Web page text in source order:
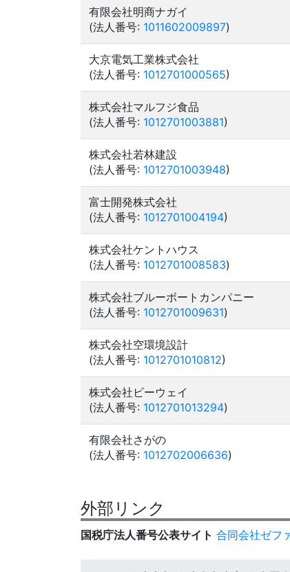
有限会社明商ナガイ
(法人番号: 1011602009897)
大京電気工業株式会社
(法人番号: 1012701000565)
株式会社マルフジ食品
(法人番号: 1012701003881)
株式会社若林建設
(法人番号: 1012701003948)
富士開発株式会社
(法人番号: 1012701004194)
株式会社ケントハウス
(法人番号: 1012701008583)
株式会社ブルーボートカンパニー
(法人番号: 1012701009631)
株式会社空環境設計
(法人番号: 1012701010812)
株式会社ビーウェイ
(法人番号: 1012701013294)
有限会社さがの
(法人番号: 1012702006636)
外部リンク
国税庁法人番号公表サイト 合同会社ゼフ